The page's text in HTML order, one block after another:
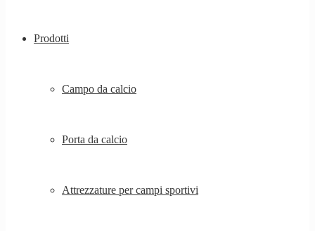
Prodotti
Campo da calcio
Porta da calcio
Attrezzature per campi sportivi